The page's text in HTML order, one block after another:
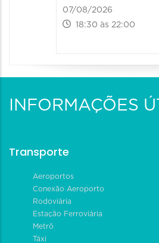
07/08/2026
18:30 às 22:00
INFORMAÇÕES
Transporte
Aeroportos
Conexão Aeroporto
Rodoviária
Estação Ferroviária
Metrô
Táxi